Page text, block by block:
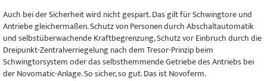
Auch bei der Sicherheit wird nicht gespart. Das gilt für Schwingtore und
Antriebe gleichermaßen. Schutz von Personen durch Abschaltautomatik
und selbstüberwachende Kraftbegrenzung, Schutz vor Einbruch durch die
Dreipunkt-Zentralverriegelung nach dem Tresor-Prinzip beim
Schwingtorsystem oder das selbsthemmende Getriebe des Antriebs bei
der Novomatic-Anlage. So sicher, so gut. Das ist Novoferm.